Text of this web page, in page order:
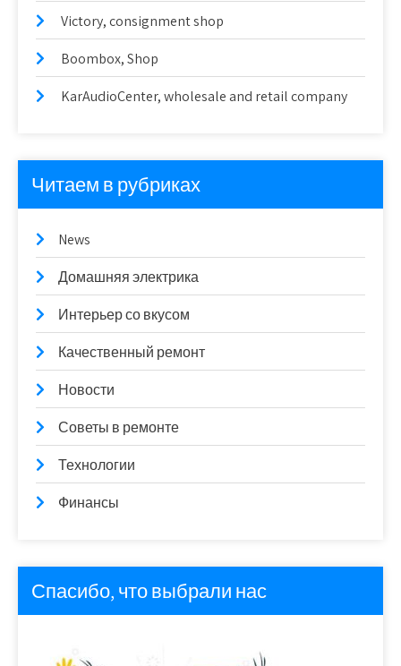
Victory, consignment shop
Boombox, Shop
KarAudioCenter, wholesale and retail company
Читаем в рубриках
News
Домашняя электрика
Интерьер со вкусом
Качественный ремонт
Новости
Советы в ремонте
Технологии
Финансы
Спасибо, что выбрали нас